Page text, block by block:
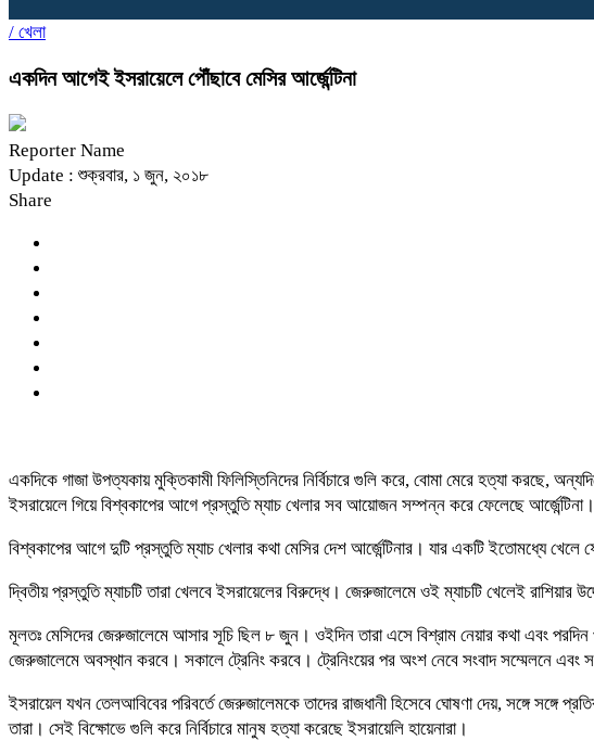
/ খেলা
একদিন আগেই ইসরায়েলে পৌঁছাবে মেসির আর্জেন্টিনা
Reporter Name
Update : শুক্রবার, ১ জুন, ২০১৮
Share
একদিকে গাজা উপত্যকায় মুক্তিকামী ফিলিস্তিনিদের নির্বিচারে গুলি করে, বোমা মেরে হত্যা করছে,
ইসরায়েলে গিয়ে বিশ্বকাপের আগে প্রস্তুতি ম্যাচ খেলার সব আয়োজন সম্পন্ন করে ফেলেছে
বিশ্বকাপের আগে দুটি প্রস্তুতি ম্যাচ খেলার কথা মেসির দেশ আর্জেন্টিনার। যার একটি ইতোমধ্যে
দ্বিতীয় প্রস্তুতি ম্যাচটি তারা খেলবে ইসরায়েলের বিরুদ্ধে। জেরুজালেমে ওই ম্যাচটি খেলেই রাশিয়ার
মূলতঃ মেসিদের জেরুজালেমে আসার সূচি ছিল ৮ জুন। ওইদিন তারা এসে বিশ্রাম নেয়ার কথা এবং
জেরুজালেমে অবস্থান করবে। সকালে ট্রেনিং করবে। ট্রেনিংয়ের পর অংশ নেবে সংবাদ সম্মেলনে এবং
ইসরায়েল যখন তেলআবিবের পরিবর্তে জেরুজালেমকে তাদের রাজধানী হিসেবে ঘোষণা দেয়, সঙ্গে সঙ্গে
তারা। সেই বিক্ষোভে গুলি করে নির্বিচারে মানুষ হত্যা করেছে ইসরায়েলি হায়েনারা।